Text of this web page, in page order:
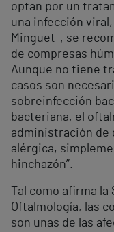
optan por un
una infección
Minguet-, se
de compresas
Aunque no tiene
casos son
sobreinfección
bacteriana, el
administración de
alérgica,
hinchazón”.
Tal como afirma
Oftalmología, las
son unas de las